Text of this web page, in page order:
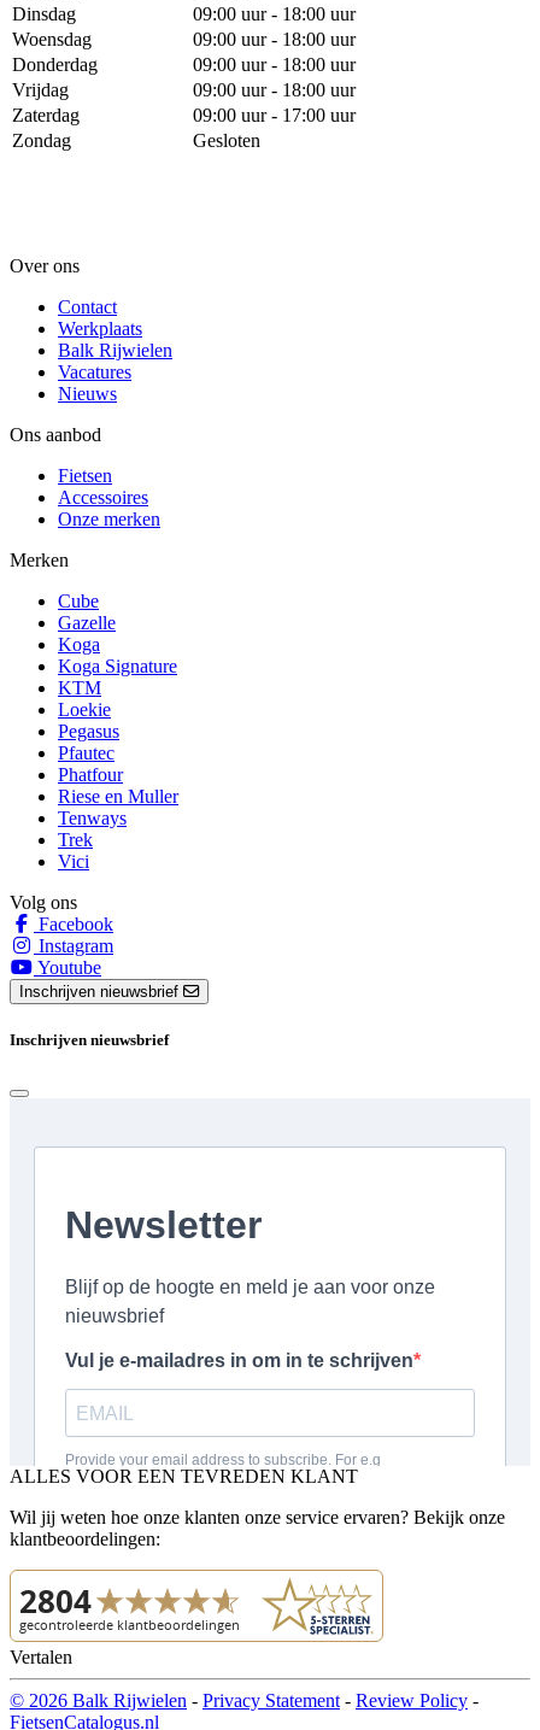
Dinsdag
09:00 uur - 18:00 uur
Woensdag
09:00 uur - 18:00 uur
Donderdag
09:00 uur - 18:00 uur
Vrijdag
09:00 uur - 18:00 uur
Zaterdag
09:00 uur - 17:00 uur
Zondag
Gesloten
Over ons
Contact
Werkplaats
Balk Rijwielen
Vacatures
Nieuws
Ons aanbod
Fietsen
Accessoires
Onze merken
Merken
Cube
Gazelle
Koga
Koga Signature
KTM
Loekie
Pegasus
Pfautec
Phatfour
Riese en Muller
Tenways
Trek
Vici
Volg ons
Facebook
Instagram
Youtube
Inschrijven nieuwsbrief
Inschrijven nieuwsbrief
ALLES VOOR EEN TEVREDEN KLANT
Wil jij weten hoe onze klanten onze service ervaren? Bekijk onze
klantbeoordelingen:
Vertalen
© 2026 Balk Rijwielen - Privacy Statement - Review Policy -
FietsenCatalogus.nl